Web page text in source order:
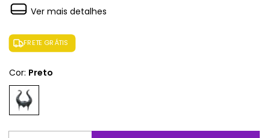
Ver mais detalhes
FRETE GRÁTIS
Cor: Preto